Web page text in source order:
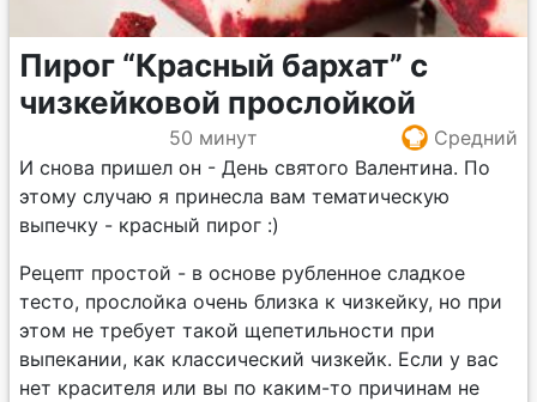
Пирог “Красный бархат” с
чизкейковой прослойкой
50 минут
Средний
И снова пришел он - День святого Валентина. По
этому случаю я принесла вам тематическую
выпечку - красный пирог :)
Рецепт простой - в основе рубленное сладкое
тесто, прослойка очень близка к чизкейку, но при
этом не требует такой щепетильности при
выпекании, как классический чизкейк. Если у вас
нет красителя или вы по каким-то причинам не